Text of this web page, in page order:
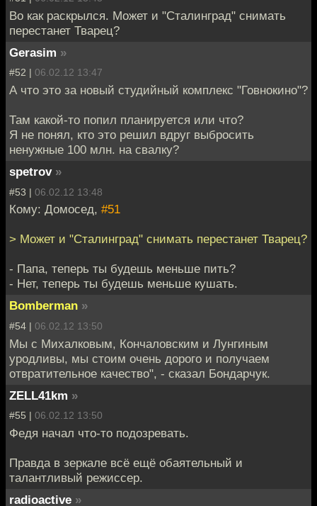
Во как раскрылся. Может и "Сталинград" снимать
перестанет Тварец?
Gerasim »
#52 | 06.02.12 13:47
А что это за новый студийный комплекс "Говнокино"?
Там какой-то попил планируется или что?
Я не понял, кто это решил вдруг выбросить
ненужные 100 млн. на свалку?
spetrov »
#53 | 06.02.12 13:48
Кому: Домосед, #51
> Может и "Сталинград" снимать перестанет Тварец?
- Папа, теперь ты будешь меньше пить?
- Нет, теперь ты будешь меньше кушать.
Bomberman »
#54 | 06.02.12 13:50
Мы с Михалковым, Кончаловским и Лунгиным
уродливы, мы стоим очень дорого и получаем
отвратительное качество", - сказал Бондарчук.
ZELL41km »
#55 | 06.02.12 13:50
Федя начал что-то подозревать.
Правда в зеркале всё ещё обаятельный и
талантливый режиссер.
radioactive »